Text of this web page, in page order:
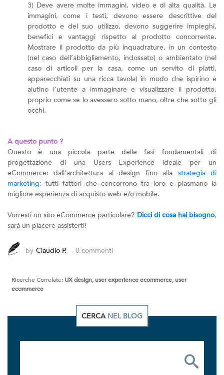
3) Deve avere molte immagini, video e di alta qualità. Le
immagini, come i testi, devono essere descrittive del
prodotto e del suo utilizzo, devono suggerire impieghi,
benefici e vantaggi rispetto al prodotto concorrente.
Mostrare il prodotto da più inquadrature, in un contesto
(nel caso dell’abbigliamento, indossato) o ambientato (nel
caso di articoli per la casa, come un servito di piatti,
apparecchiati su una ricca tavola) in modo che ispirino e
aiutino l’utente a immaginare e visualizzare il prodotto,
proprio come se lo avessero sotto mano, oltre che sotto gli
occhi.
A questo punto ?
Questo è una piccola parte delle fasi fondamentali di
progettazione di una Users Experience ideale per un
eCommerce: dall’architettura al design fino alla strategia di
marketing; tutti fattori che concorrono tra loro e plasmano la
migliore esperienza di acquisto web e/o mobile.
Vorresti un sito eCommerce particolare? Dicci di cosa hai bisogno,
sarà un piacere assisterti!
by Claudio P. - 0 commenti
Ricerche Correlate: UX design, user experience ecommerce, user
ecommerce
CERCA NEL BLOG